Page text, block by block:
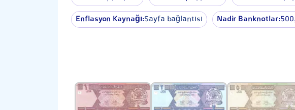
Enflasyon Kaynağı:Sayfa bağlantısı Nadir Banknotlar: